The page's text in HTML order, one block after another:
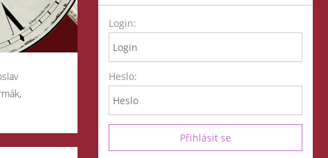
Login:
Heslo: